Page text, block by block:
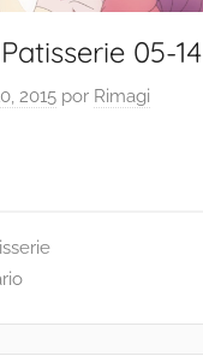
05-14
2015 por Rimagi